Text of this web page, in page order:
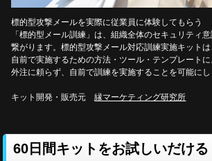
標的型攻撃メールを実際に従業員に体験してもらう
「標的型メール訓練」は、組織全体のセキュリティ
繋がります。標的型攻撃メール対応訓練実施キットは
自前で実施するための方法・ツール・テンプレートに
外注に頼らず、自前で訓練を実施することを可能にし
キット開発・販売元縁マーケティング研究所
60日間キットをお試しいだけ